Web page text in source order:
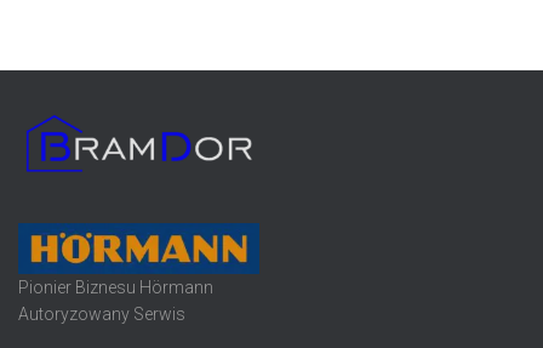
Pionier Biznesu Hörmann
Autoryzowany Serwis